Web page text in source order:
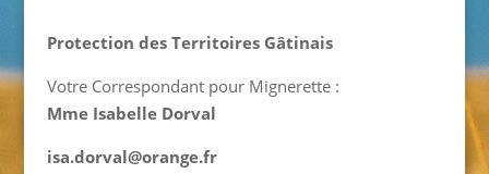
Protection des Territoires Gâtinais
Votre Correspondant pour Mignerette :
Mme Isabelle Dorval
isa.dorval@orange.fr